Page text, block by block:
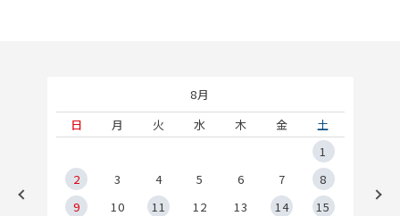
8月
日
月 火 水 木 金
土
1
2
3 4 5 6 7
8
9
10 11 12 13 14
15